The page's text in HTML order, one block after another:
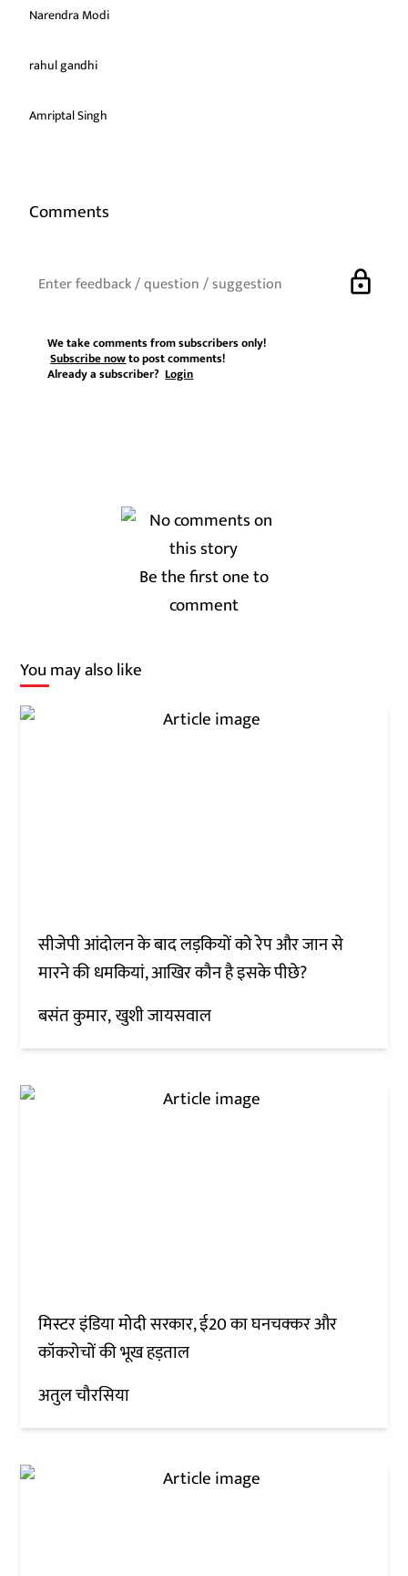
Narendra Modi
rahul gandhi
Amriptal Singh
Comments
lock
We take comments from subscribers only!
Subscribe nowto post comments!
Already a subscriber?Login
Be the first one to
comment
You may also like
सीजेपी आंदोलन के बाद लड़कियों को रेप और जान से
मारने की धमकियां, आखिर कौन है इसके पीछे?
बसंत कुमार खुशी जायसवाल
मिस्टर इंडिया मोदी सरकार, ई20 का घनचक्कर और
कॉकरोचों की भूख हड़ताल
अतुल चौरसिया